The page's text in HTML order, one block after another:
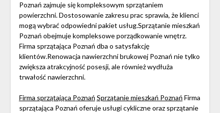
Poznań zajmuje się kompleksowym sprzątaniem
powierzchni. Dostosowanie zakresu prac sprawia, że klienci
mogą wybrać odpowiedni pakiet usług.Sprzątanie mieszkań
Poznań obejmuje kompleksowe porządkowanie wnętrz.
Firma sprzątająca Poznań dba o satysfakcję
klientów.Renowacja nawierzchni brukowej Poznań nie tylko
zwiększa atrakcyjność posesji, ale również wydłuża
trwałość nawierzchni.
Firma sprzątająca Poznań Sprzątanie mieszkań Poznań Firma
sprzątająca Poznań oferuje usługi cykliczne oraz sprzątanie